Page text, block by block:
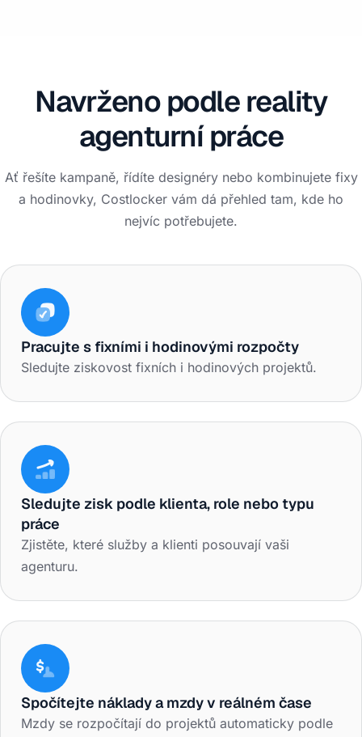
Navrženo podle reality
agenturní práce
Ať řešíte kampaně, řídíte designéry nebo kombinujete fixy
a hodinovky, Costlocker vám dá přehled tam, kde ho
nejvíc potřebujete.
Pracujte s fixními i hodinovými rozpočty
Sledujte ziskovost fixních i hodinových projektů.
Sledujte zisk podle klienta, role nebo typu
práce
Zjistěte, které služby a klienti posouvají vaši
agenturu.
Spočítejte náklady a mzdy v reálném čase
Mzdy se rozpočítají do projektů automaticky podle